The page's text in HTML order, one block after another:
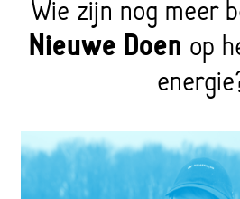
Wie zijn nog meer
Nieuwe Doen op